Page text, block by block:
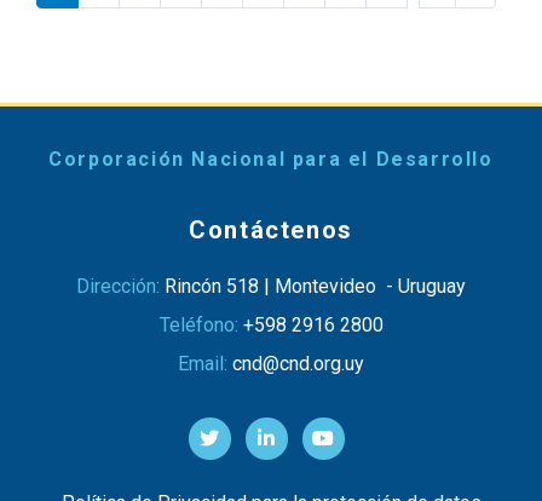
Corporación Nacional para el Desarrollo
Contáctenos
Dirección: Rincón 518 | Montevideo - Uruguay
Teléfono: +598 2916 2800
Email: cnd@cnd.org.uy